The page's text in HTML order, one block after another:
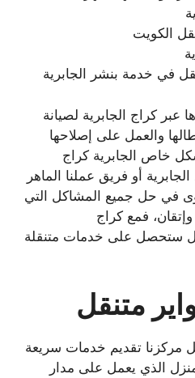
الكويت
في خدمة بنشر الجابرية
عبر كراج الجابرية لصيانة
والعمل على إصلاحها
خاص الجابرية كراج
أو فريق عملنا الماهر
في حل جميع المشاكل التي
فمع كراج
ستحصل على خدمات متنقلة
متنقل
مركزنا تقديم خدمات سريعة
الذي يعمل على مدار